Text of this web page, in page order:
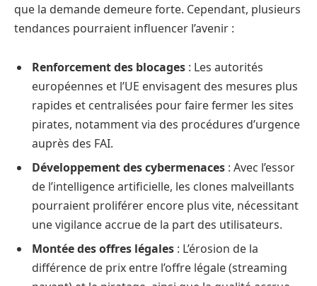
que la demande demeure forte. Cependant, plusieurs
tendances pourraient influencer l’avenir :
Renforcement des blocages : Les autorités
européennes et l’UE envisagent des mesures plus
rapides et centralisées pour faire fermer les sites
pirates, notamment via des procédures d’urgence
auprès des FAI.
Développement des cybermenaces : Avec l’essor
de l’intelligence artificielle, les clones malveillants
pourraient proliférer encore plus vite, nécessitant
une vigilance accrue de la part des utilisateurs.
Montée des offres légales : L’érosion de la
différence de prix entre l’offre légale (streaming